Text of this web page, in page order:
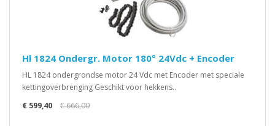
Hl 1824 Ondergr. Motor 180° 24Vdc + Encoder
HL 1824 ondergrondse motor 24 Vdc met Encoder met speciale
kettingoverbrenging Geschikt voor hekkens..
€ 599,40
€ 666,00